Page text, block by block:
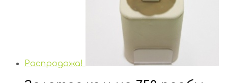
Распродажа!